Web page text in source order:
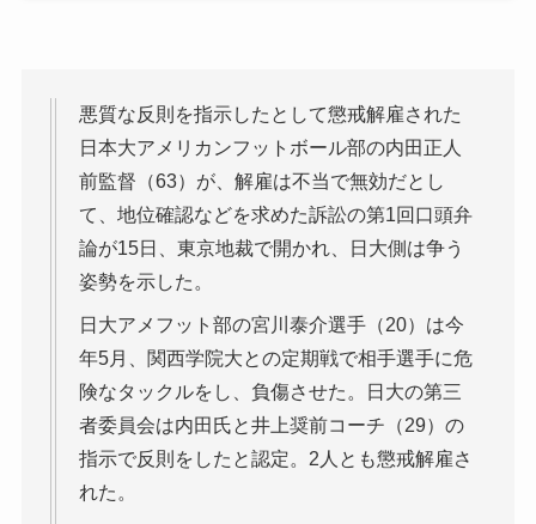
悪質な反則を指示したとして懲戒解雇された
日本大アメリカンフットボール部の内田正人
前監督（63）が、解雇は不当で無効だとし
て、地位確認などを求めた訴訟の第1回口頭弁
論が15日、東京地裁で開かれ、日大側は争う
姿勢を示した。
日大アメフット部の宮川泰介選手（20）は今
年5月、関西学院大との定期戦で相手選手に危
険なタックルをし、負傷させた。日大の第三
者委員会は内田氏と井上奨前コーチ（29）の
指示で反則をしたと認定。2人とも懲戒解雇さ
れた。